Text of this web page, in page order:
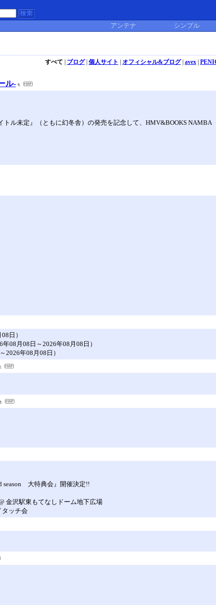
アンテナ シンプル
すべて ブログ| 個人サイト オフィシャル&ブログ| avex|
ル-
ル未定』（ともに幻冬舎）の発売を記念して、HMV&BOOKS
日）
08月08日～2026年08月08日）
2026年08月08日）
season 大特典会』開催決定!!
金沢駅東もてなしドーム地下広場
タッチ会